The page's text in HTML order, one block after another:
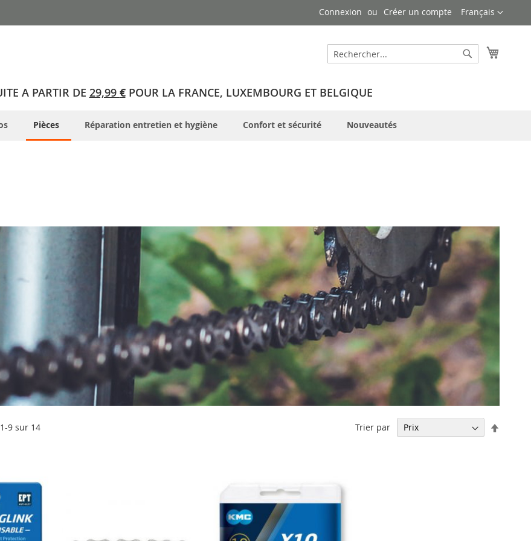
Langue
Français
Connexion Créer un compte
Rechercher
A PARTIR DE 29,99 €POUR LA FRANCE, LUXEMBOURG ET BELGIQUE
Pièces Réparation entretien et hygiène Confort et sécurité Nouveautés
1-9 sur 14 Trier par